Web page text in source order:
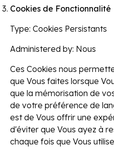
Cookies de Fonctionnalité
Type: Cookies Persistants
Administered by: Nous
Ces Cookies nous
que Vous faites lorsque
que la mémorisation de
de votre préférence de
est de Vous offrir une
d'éviter que Vous ayez à
chaque fois que Vous